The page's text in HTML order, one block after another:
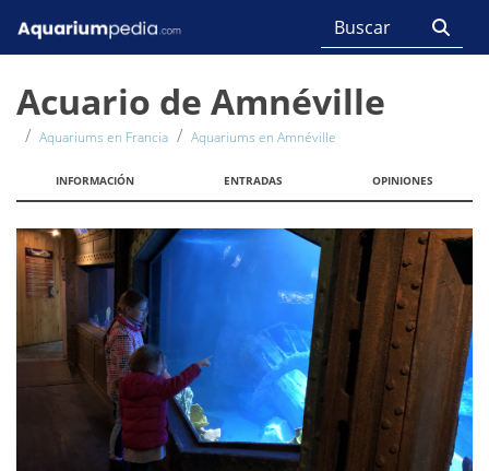
Acuario de Amnéville
Aquariums en Francia Aquariums en Amnéville
INFORMACIÓN ENTRADAS OPINIONES